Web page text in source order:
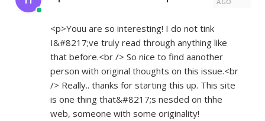
<p>Youu are so interesting! I do not tink
I&#8217;ve truly read through anything like
that before.<br /> So nice to find aanother
person with original thoughts on this issue.<br
/> Really.. thanks for starting this up. This site
is one thing that&#8217;s nesded on thhe
web, someone with some originality!